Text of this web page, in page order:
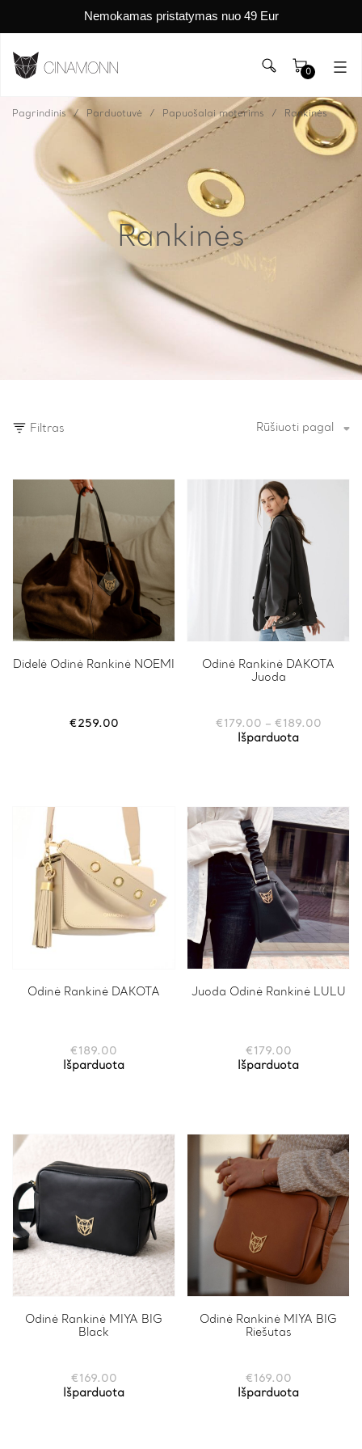
Nemokamas pristatymas nuo 49 Eur
0
Rankinės
Pagrindinis Parduotuvė Papuošalai moterims Rankinės
Filtras Rūšiuoti pagal
Didelė Odinė Rankinė NOEMI
€259.00
Odinė Rankinė DAKOTA
Juoda
€ 179.00 – € 189.00Price
Išparduota
This
variants.
on
the
product
page
Odinė Rankinė DAKOTA
€ 189.00
Išparduota
Juoda Odinė Rankinė LULU
€ 179.00
Išparduota
Odinė Rankinė MIYA BIG
Black
€ 169.00
Išparduota
Odinė Rankinė MIYA BIG
Riešutas
€ 169.00
Išparduota